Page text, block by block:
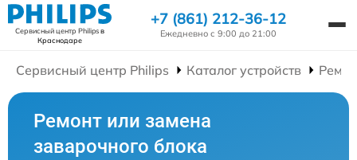
Сервисный центр Philipsв
Краснодаре
+7 (861) 212-36-12
Ежедневно с 9:00 до 21:00
Сервисный центр Philips Каталог устройств
Ремонт или замена
заварочного блока